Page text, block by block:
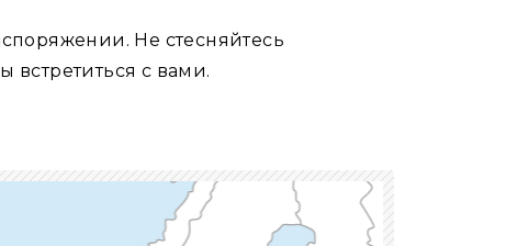
Не стесняйтесь
встретиться с вами.